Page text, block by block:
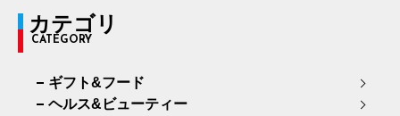
カテゴリ
CATEGORY
ギフト&フード
ヘルス&ビューティー